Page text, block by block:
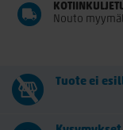
Nouto
Tuote ei